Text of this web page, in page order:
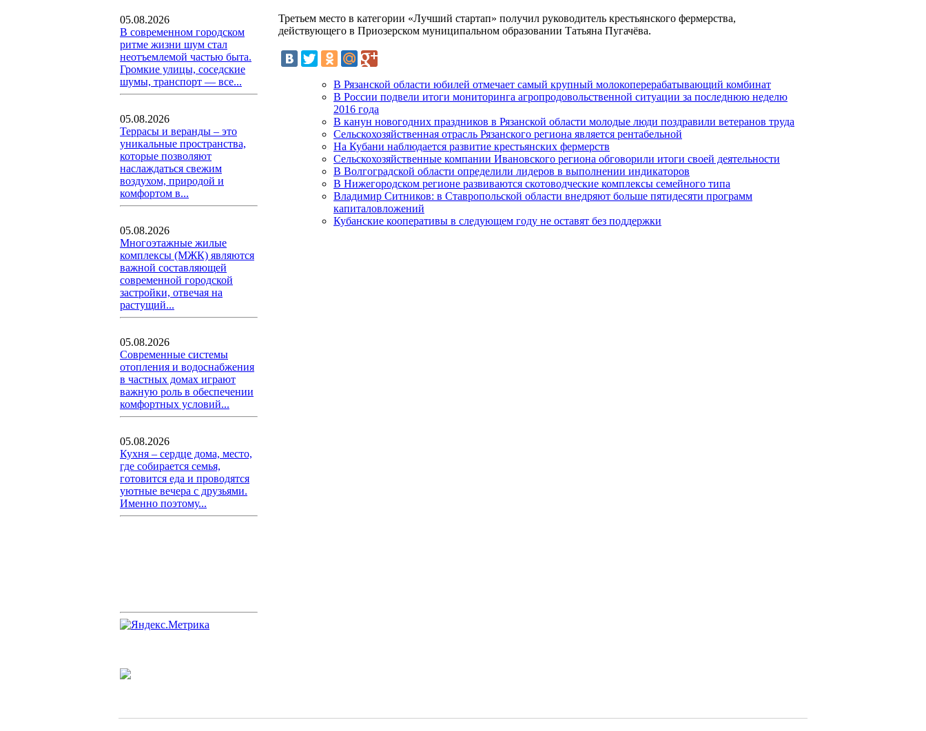
05.08.2026
В современном городском
ритме жизни шум стал
неотъемлемой частью быта.
Громкие улицы, соседские
шумы, транспорт — все...
05.08.2026
Террасы и веранды – это
уникальные пространства,
которые позволяют
наслаждаться свежим
воздухом, природой и
комфортом в...
05.08.2026
Многоэтажные жилые
комплексы (МЖК) являются
важной составляющей
современной городской
застройки, отвечая на
растущий...
05.08.2026
Современные системы
отопления и водоснабжения
в частных домах играют
важную роль в обеспечении
комфортных условий...
05.08.2026
Кухня – сердце дома, место,
где собирается семья,
готовится еда и проводятся
уютные вечера с друзьями.
Именно поэтому...
Третьем место в категории «Лучший стартап» получил руководитель крестьянского фермерства,
действующего в Приозерском муниципальном образовании Татьяна Пугачёва.
В Рязанской области юбилей отмечает самый крупный молокоперерабатывающий комбинат
В России подвели итоги мониторинга агропродовольственной ситуации за последнюю неделю
2016 года
В канун новогодних праздников в Рязанской области молодые люди поздравили ветеранов труда
Сельскохозяйственная отрасль Рязанского региона является рентабельной
На Кубани наблюдается развитие крестьянских фермерств
Сельскохозяйственные компании Ивановского региона обговорили итоги своей деятельности
В Волгоградской области определили лидеров в выполнении индикаторов
В Нижегородском регионе развиваются скотоводческие комплексы семейного типа
Владимир Ситников: в Ставропольской области внедряют больше пятидесяти программ
капиталовложений
Кубанские кооперативы в следующем году не оставят без поддержки